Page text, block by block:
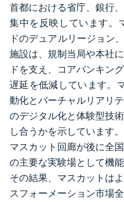
首都における省庁、銀行
集中を反映しています。
ドのデュアルリージョン
施設は、規制当局や本社
ドを支え、コアバンキン
遅延を低減しています。
動化とバーチャルリアリ
のデジタル化と体験型技
し合うかを示しています
マスカット回廊が後に全
の主要な実験場として機
その結果、マスカットは
スフォーメーション市場